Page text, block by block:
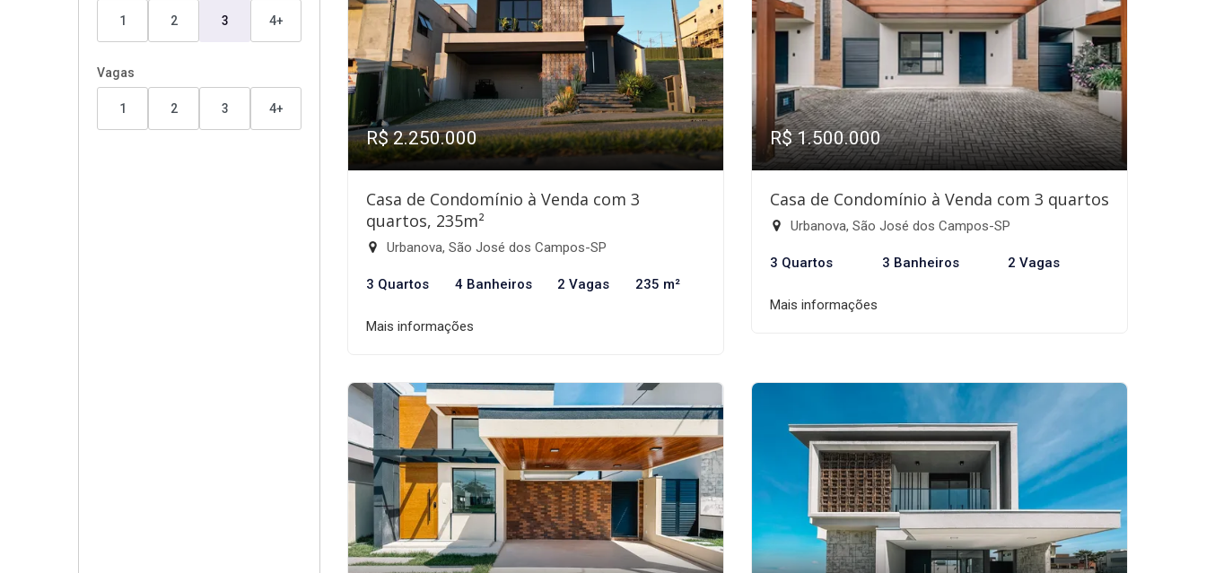
1 2 3 4+
Vagas
1 2 3 4+
R$ 2.250.000
Casa de Condomínio à Venda com 3
quartos, 235m²
Urbanova, São José dos Campos-SP
3 Quartos 4 Banheiros 2 Vagas 235 m²
Mais informações
R$ 1.500.000
Casa de Condomínio à Venda com 3 quartos
Urbanova, São José dos Campos-SP
3 Quartos 3 Banheiros 2 Vagas
Mais informações